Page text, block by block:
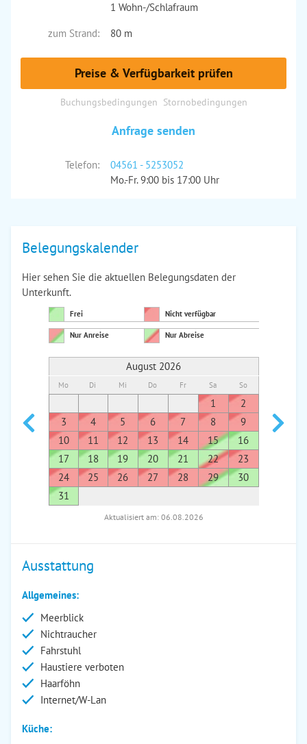
1 Wohn-/Schlafraum
zum Strand:
80 m
Preise & Verfügbarkeit prüfen
Buchungsbedingungen Stornobedingungen
Anfrage senden
Telefon:
04561 - 5253052
Mo.-Fr. 9:00 bis 17:00 Uhr
Belegungskalender
Hier sehen Sie die aktuellen Belegungsdaten der
Unterkunft.
Frei Nicht verfügbar
Nur Anreise Nur Abreise
August 2026
Mo Di Mi Do Fr Sa So
1
2
3
4 5 6 7 8
9
10
11 12 13 14 15
16
17
18 19 20 21 22
23
24
25 26 27 28 29
30
31
7
Aktualisiert am: 06.08.2026
Ausstattung
Allgemeines:
Meerblick
Nichtraucher
Fahrstuhl
Haustiere verboten
Haarföhn
Internet/W-Lan
Küche: